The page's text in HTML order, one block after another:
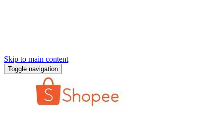
Skip to main content
Toggle navigation